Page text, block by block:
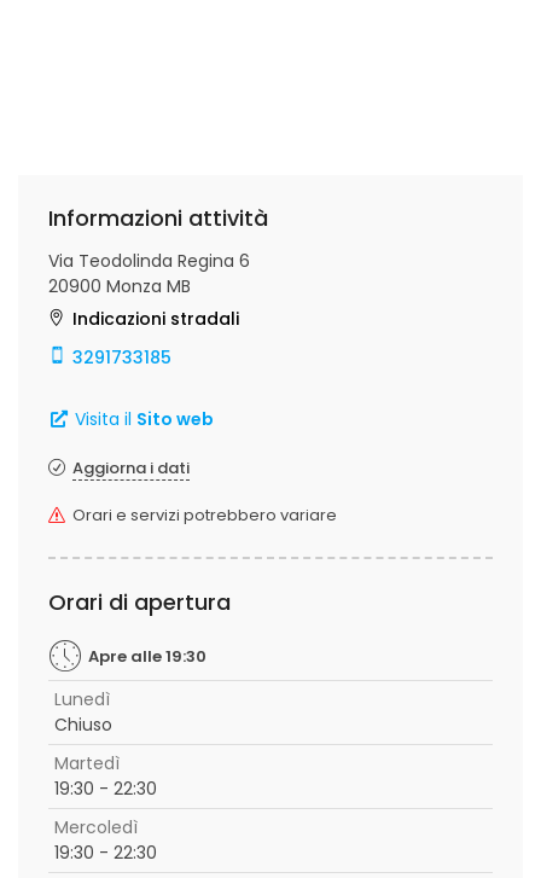
Informazioni attività
Via Teodolinda Regina 6
20900 Monza MB
Indicazioni stradali
3291733185
Visita il Sito web
Aggiorna i dati
Orari e servizi potrebbero variare
Orari di apertura
Apre alle 19:30
Lunedì
Chiuso
Martedì
19:30 - 22:30
Mercoledì
19:30 - 22:30